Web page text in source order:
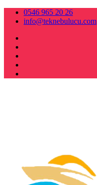
0546 965 20 26
info@teknebulucu.com